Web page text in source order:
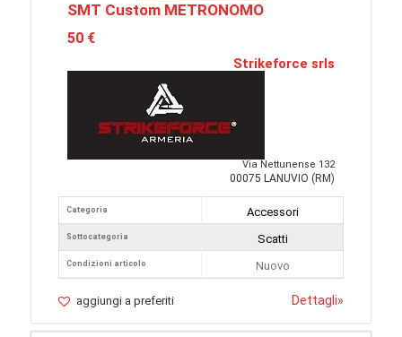
SMT Custom METRONOMO
50 €
Strikeforce srls
Via Nettunense 132
00075 LANUVIO (RM)
Categoria
Sottocategoria
Condizioni articolo
Accessori
Scatti
Nuovo
aggiungi a preferiti Dettagli»